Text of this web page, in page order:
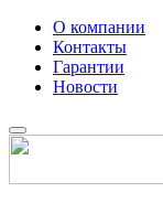
О компании
Контакты
Гарантии
Новости
Переключить
навигацию